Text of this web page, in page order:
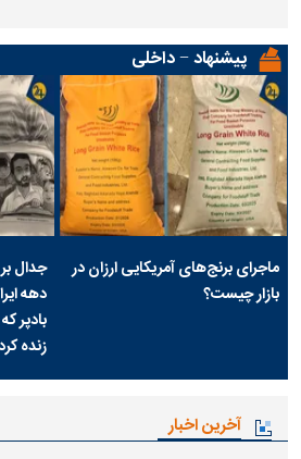
پیشنهاد − داخلی
ماجرای برنج‌های آمریکایی ارزان در
بازار چیست؟
جدال
دهه
بادپر
زنده
آخرین اخبار